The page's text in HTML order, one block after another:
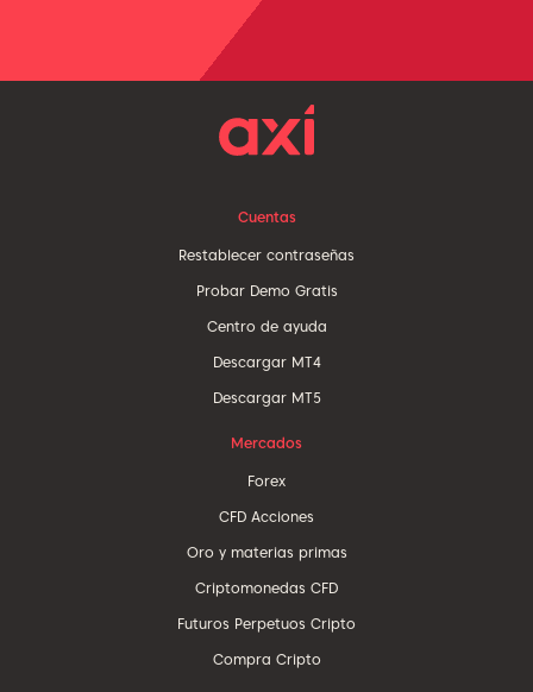
Cuentas
Restablecer contraseñas
Probar Demo Gratis
Centro de ayuda
Descargar MT4
Descargar MT5
Mercados
Forex
CFD Acciones
Oro y materias primas
Criptomonedas CFD
Futuros Perpetuos Cripto
Compra Cripto